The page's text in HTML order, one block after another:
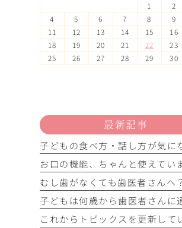
1 2
4
5 6 7 8 9
11
12 13 14 15 16
18
19 20 21 22 23
25
26 27 28 29 30
最新記事